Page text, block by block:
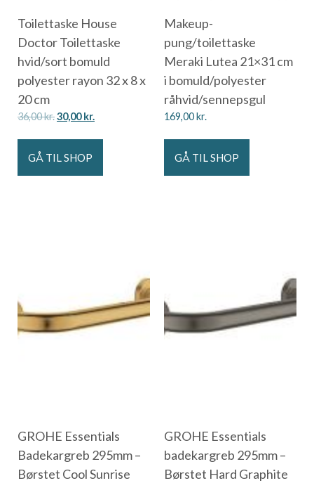
Toilettaske House
Doctor Toilettaske
hvid/sort bomuld
polyester rayon 32 x 8 x
20 cm
36,00kr.30,00kr.
GÅ TIL SHOP
Makeup-
pung/toilettaske
Meraki Lutea 21×31 cm
i bomuld/polyester
råhvid/sennepsgul
169,00kr.
GÅ TIL SHOP
GROHE Essentials
Badekargreb 295mm –
Børstet Cool Sunrise
GROHE Essentials
badekargreb 295mm –
Børstet Hard Graphite